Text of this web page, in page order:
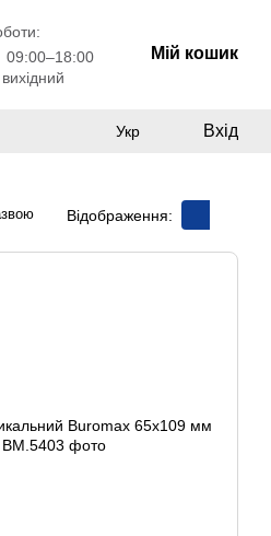
09:00–18:00
вихідний
Мій кошик
Укр Вхід
Відображення: